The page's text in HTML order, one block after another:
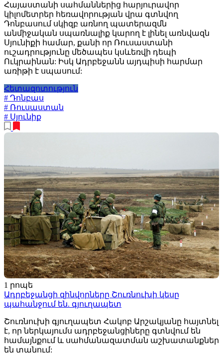
Հայաստանի սահմաններից հարյուրավոր
կիլոմետրեր հեռավորության վրա գտնվող
Դոնբասում սկիզբ առնող պատերազմն
անմիջական սպառնալիք կարող է լինել առնվազն
Սյունիքի համար, քանի որ Ռուսաստանի
ուշադրությունը մեծապես կսևեռվի դեպի
Ուկրաինան: Իսկ Ադրբեջանն այդպիսի հարմար
առիթի է սպասում:
Հետազոտություն
# Դոնբաս
# Ռուսաստան
# Սյունիք
1 րոպե
Ադրբեջանցի զինվորները Շուռնուխի կեսը
պահանջում են. գյուղապետ
Շուռնուխի գյուղապետ Հակոբ Արշակյանը հայտնել
է, որ ներկայումս ադրբեջանցիները գտնվում են
համայնքում և սահմանազատման աշխատանքներ
են տանում: